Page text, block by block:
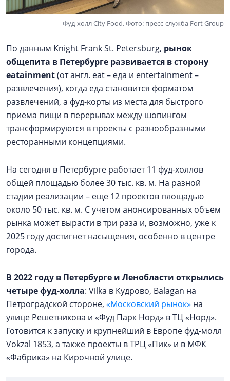
Фуд-холл City Food. Фото: пресс-служба Fort Group
По данным Knight Frank St. Petersburg, рынок
общепита в Петербурге развивается в сторону
eatainment(от англ. eat – еда и entertainment –
развлечения), когда еда становится форматом
развлечений, а фуд-корты из места для быстрого
приема пищи в перерывах между шопингом
трансформируются в проекты с разнообразными
ресторанными концепциями.
На сегодня в Петербурге работает 11 фуд-холлов
общей площадью более 30 тыс. кв. м. На разной
стадии реализации – еще 12 проектов площадью
около 50 тыс. кв. м. С учетом анонсированных объем
рынка может вырасти в три раза и, возможно, уже к
2025 году достигнет насыщения, особенно в центре
города.
В 2022 году в Петербурге и Ленобласти открылись
четыре фуд-холла: Vilka в Кудрово, Balagan на
Петроградской стороне, «Московский рынок» на
улице Решетникова и «Фуд Парк Норд» в ТЦ «Норд».
Готовится к запуску и крупнейший в Европе фуд-молл
Vokzal 1853, а также проекты в ТРЦ «Пик» и в МФК
«Фабрика» на Кирочной улице.